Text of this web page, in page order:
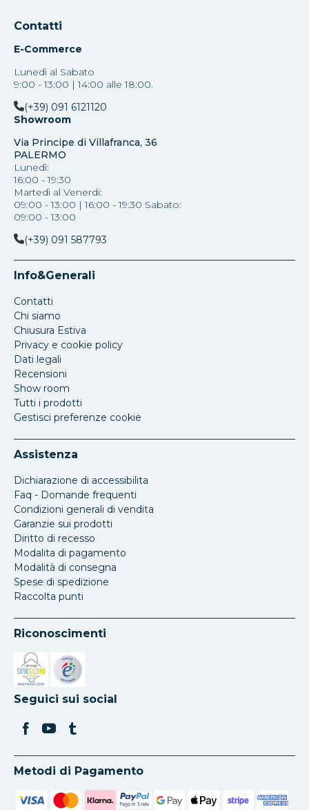
Contatti
E-Commerce
Lunedì al Sabato
9:00 - 13:00 | 14:00 alle 18:00.
(+39) 091 6121120
Showroom
Via Principe di Villafranca, 36
PALERMO
Lunedì:
16:00 - 19:30
Martedì al Venerdi:
09:00 - 13:00 | 16:00 - 19:30 Sabato:
09:00 - 13:00
(+39) 091 587793
Info&Generali
Contatti
Chi siamo
Chiusura Estiva
Privacy e cookie policy
Dati legali
Recensioni
Show room
Tutti i prodotti
Gestisci preferenze cookie
Assistenza
Dichiarazione di accessibilita
Faq - Domande frequenti
Condizioni generali di vendita
Garanzie sui prodotti
Diritto di recesso
Modalita di pagamento
Modalità di consegna
Spese di spedizione
Raccolta punti
Riconoscimenti
Si apre in una nuova scheda
Si apre in una nuova scheda
Seguici sui social
Metodi di Pagamento